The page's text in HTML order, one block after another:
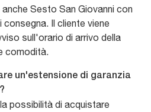
Sesto San Giovanni con
consegna. Il cliente viene
sull'orario di arrivo della
comodità.
un'estensione di garanzia
possibilità di acquistare